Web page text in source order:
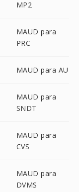
MP2
MAUD para
PRC
MAUD para AU
MAUD para
SNDT
MAUD para
CVS
MAUD para
DVMS